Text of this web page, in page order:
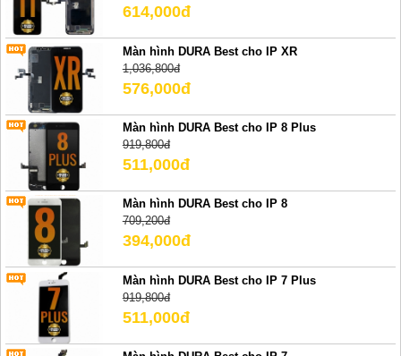
614,000đ
Màn hình DURA Best cho IP XR
1,036,800đ
576,000đ
Màn hình DURA Best cho IP 8 Plus
919,800đ
511,000đ
Màn hình DURA Best cho IP 8
709,200đ
394,000đ
Màn hình DURA Best cho IP 7 Plus
919,800đ
511,000đ